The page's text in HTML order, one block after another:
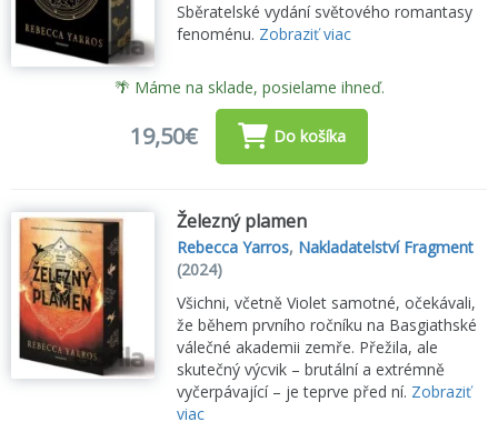
Sběratelské vydání světového romantasy
fenoménu. Zobraziť viac
🌴 Máme na sklade, posielame ihneď.
19,50€ Do košíka
Železný plamen
Rebecca Yarros, Nakladatelství Fragment
(2024)
Všichni, včetně Violet samotné, očekávali,
že během prvního ročníku na Basgiathské
válečné akademii zemře. Přežila, ale
skutečný výcvik – brutální a extrémně
vyčerpávající – je teprve před ní. Zobraziť
viac